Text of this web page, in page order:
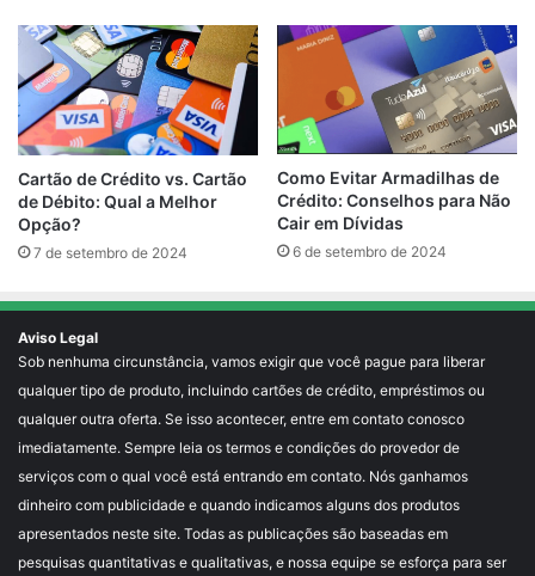
Cartão de Crédito vs. Cartão
de Débito: Qual a Melhor
Opção?
7 de setembro de 2024
Como Evitar Armadilhas de
Crédito: Conselhos para Não
Cair em Dívidas
6 de setembro de 2024
Aviso Legal
Sob nenhuma circunstância, vamos exigir que você pague para liberar
qualquer tipo de produto, incluindo cartões de crédito, empréstimos ou
qualquer outra oferta. Se isso acontecer, entre em contato conosco
imediatamente. Sempre leia os termos e condições do provedor de
serviços com o qual você está entrando em contato. Nós ganhamos
dinheiro com publicidade e quando indicamos alguns dos produtos
apresentados neste site. Todas as publicações são baseadas em
pesquisas quantitativas e qualitativas, e nossa equipe se esforça para ser